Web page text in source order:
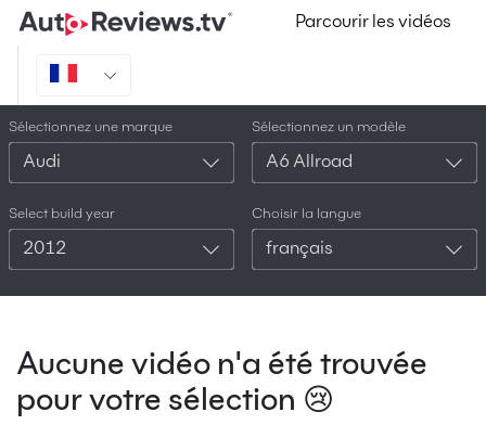
Parcourir les vidéos
Sélectionnez une marque
Audi
Sélectionnez un modèle
A6 Allroad
Select build year
2012
Choisir la langue
français
Aucune vidéo n'a été trouvée
pour votre sélection 😢